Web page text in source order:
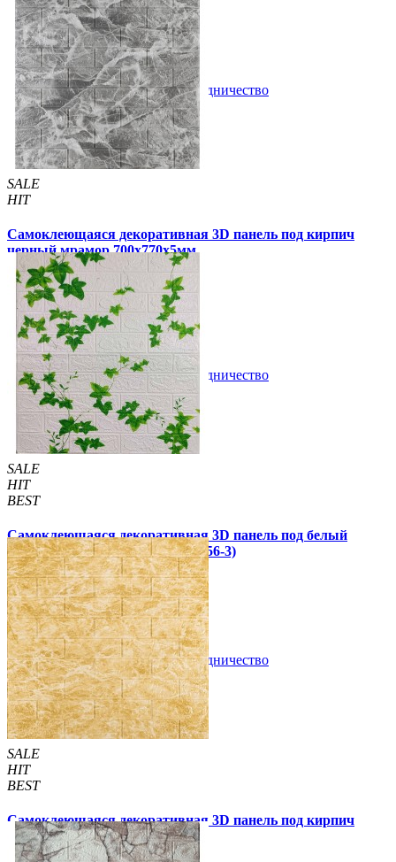
59 грн./шт 160 грн./шт
Купить В закладки Сотрудничество
SALE
HIT
Самоклеющаяся декоративная 3D панель под кирпич
черный мрамор 700x770x5мм
89 грн./шт 170 грн./шт
6 отзывов
Купить В закладки Сотрудничество
SALE
HIT
BEST
Самоклеющаяся декоративная 3D панель под белый
кирпич плющ 700x770x3мм (5056-3)
59 грн./шт 140 грн./шт
Купить В закладки Сотрудничество
SALE
HIT
BEST
Самоклеющаяся декоративная 3D панель под кирпич
бежевый мрамор 700x770x2мм